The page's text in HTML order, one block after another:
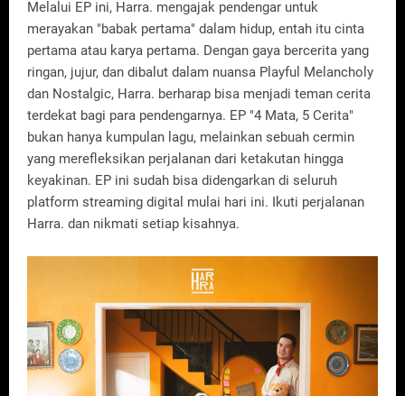
Melalui EP ini, Harra. mengajak pendengar untuk
merayakan "babak pertama" dalam hidup, entah itu cinta
pertama atau karya pertama. Dengan gaya bercerita yang
ringan, jujur, dan dibalut dalam nuansa Playful Melancholy
dan Nostalgic, Harra. berharap bisa menjadi teman cerita
terdekat bagi para pendengarnya. EP "4 Mata, 5 Cerita"
bukan hanya kumpulan lagu, melainkan sebuah cermin
yang merefleksikan perjalanan dari ketakutan hingga
keyakinan. EP ini sudah bisa didengarkan di seluruh
platform streaming digital mulai hari ini. Ikuti perjalanan
Harra. dan nikmati setiap kisahnya.